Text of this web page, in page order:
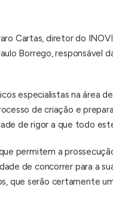
Cartas, diretor do
Borrego, responsável
especialistas na área
de criação e
de rigor a que todo
permitem a
de concorrer para a
que serão certamente